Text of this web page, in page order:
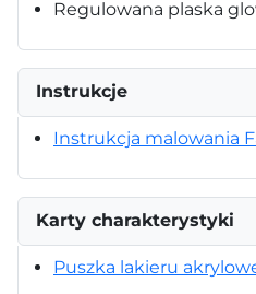
Regulowana plaska
Instrukcje
Instrukcja malowania
Karty charakterystyki
Puszka lakieru